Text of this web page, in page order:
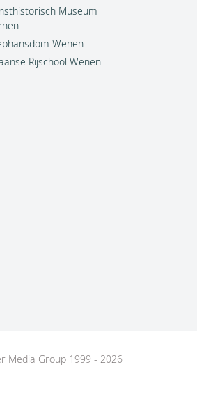
Museum
Wenen
Rijschool Wenen
Media Group 1999 - 2026